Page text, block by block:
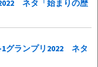
ネタ「始まりの歴
グランプリ2022 ネタ